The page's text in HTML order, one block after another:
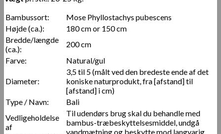
Bambussort:
Mose Phyllostachys pubescens
Højde (ca.):
180 cm or 150 cm
Bredde/længde
(ca.):
200 cm
Farve:
Natural/gul
Diameter:
3,5 til 5 (målt ved den bredeste ende af det
koniske naturprodukt, fra [afstand] til
[afstand] i cm)
Type / Navn:
Bali
Vedligeholdelse
af
Til udendørs brug skal du behandle med
bambus-træbeskyttelsesmiddel, undgå
vandmætning og beskytte mod langvarig